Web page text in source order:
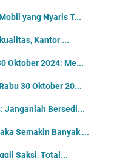
yang Nyaris T...
Kantor ...
Oktober 2024: Me...
30 Oktober 20...
Janganlah Bersedi...
Semakin Banyak ...
Saksi, Total...